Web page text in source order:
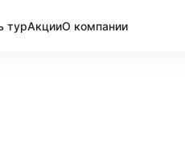
турАкцииО компании